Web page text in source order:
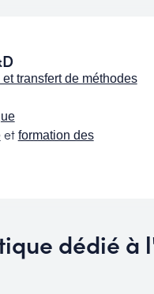
transfert de méthodes
et formation des
dédié à